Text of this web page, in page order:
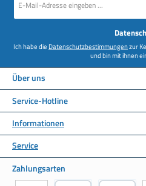
Mail-
Adresse
Ich habe die Datenschutzbestimmungenzur
und bin mit ihnen
Über uns
Service-Hotline
Informationen
Service
Zahlungsarten